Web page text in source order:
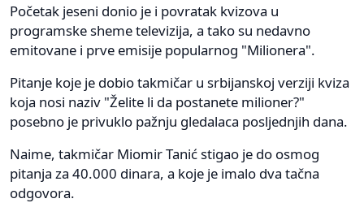
Početak jeseni donio je i povratak kvizova u
programske sheme televizija, a tako su nedavno
emitovane i prve emisije popularnog "Milionera".
Pitanje koje je dobio takmičar u srbijanskoj verziji kviza
koja nosi naziv "Želite li da postanete milioner?"
posebno je privuklo pažnju gledalaca posljednjih dana.
Naime, takmičar Miomir Tanić stigao je do osmog
pitanja za 40.000 dinara, a koje je imalo dva tačna
odgovora.